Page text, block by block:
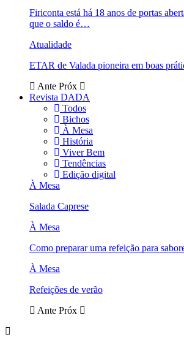
Firiconta está há 18 anos de portas
que o saldo é…
Atualidade
ETAR de Valada pioneira em boas
Ante Próx
Revista DADA
Todos
Bichos
À Mesa
História
Viver Bem
Tendências
Edição digital
À Mesa
Salada Caprese
À Mesa
Como preparar uma refeição para
À Mesa
Refeições de verão
Ante Próx